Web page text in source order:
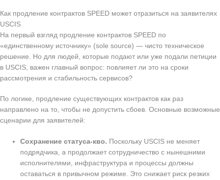
Как продление контрактов SPEED может отразиться на заявителях
USCIS
На первый взгляд продление контрактов SPEED по
«единственному источнику» (sole source) — чисто техническое
решение. Но для людей, которые подают или уже подали петиции
в USCIS, важен главный вопрос: повлияет ли это на сроки
рассмотрения и стабильность сервисов?
По логике, продление существующих контрактов как раз
направлено на то, чтобы не допустить сбоев. Основные возможные
сценарии для заявителей:
Сохранение статуса‑кво. Поскольку USCIS не меняет
подрядчика, а продолжает сотрудничество с нынешними
исполнителями, инфраструктура и процессы должны
оставаться в привычном режиме. Это снижает риск резких